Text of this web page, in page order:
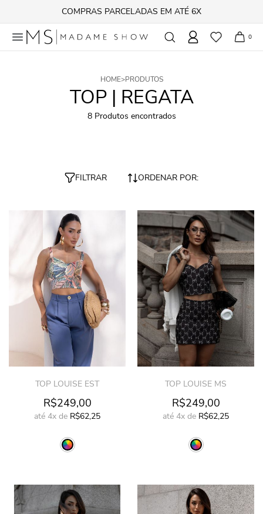
COMPRAS PARCELADAS EM ATÉ 6X
0
HOME>PRODUTOS
TOP | REGATA
8 Produtos encontrados
FILTRAR ORDENAR POR:
TOP LOUISE EST
R$249,00
até 4x de R$62,25
TOP LOUISE MS
R$249,00
até 4x de R$62,25